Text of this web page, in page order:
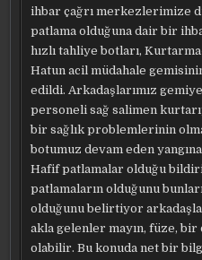
ihbar çağrı merkezlerimize
patlama olduğuna dair bir
hızlı tahliye botları,
Hatun acil müdahale
edildi. Arkadaşlarımız gemiye
personeli sağ salimen
bir sağlık problemlerinin
botumuz devam eden
Hafif patlamalar olduğu
patlamaların olduğunu
olduğunu belirtiyor
akla gelenler mayın, füze, bir
olabilir. Bu konuda net bir